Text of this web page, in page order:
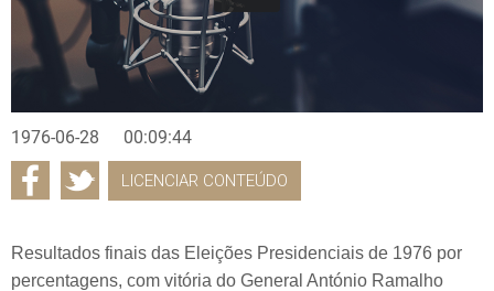
1976-06-28 00:09:44
LICENCIAR CONTEÚDO
Resultados finais das Eleições Presidenciais de 1976 por
percentagens, com vitória do General António Ramalho